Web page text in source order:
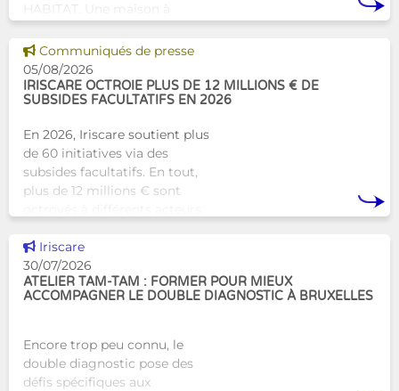
HABITAT. Une maison à
alternative innovante et
humaine aux structures
d’hébergement traditionnel
Voir cette news
Communiqués de presse
05/08/2026
IRISCARE OCTROIE PLUS DE 12 MILLIONS € DE
SUBSIDES FACULTATIFS EN 2026
En 2026, Iriscare soutient plus
de 60 initiatives via des
subsides facultatifs. En tout,
plus de 12 millions € sont
travail au serv
Voir cette news
Iriscare
30/07/2026
ATELIER TAM-TAM : FORMER POUR MIEUX
ACCOMPAGNER LE DOUBLE DIAGNOSTIC À BRUXELLES
Encore trop peu connu, le
double diagnostic pose des
défis spécifiques aux